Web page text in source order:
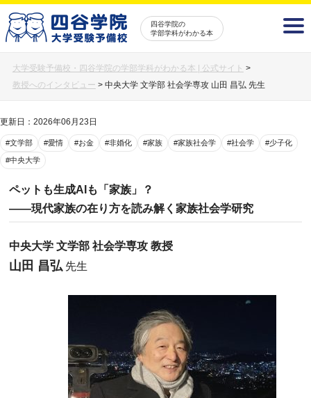
四谷学院の
学部学科がわかる本
大学受験予備校・四谷学院の学部学科がわかる本 | 公式サイト >
教授へのインタビュー > 中央大学 文学部 社会学専攻 山田 昌弘 先生
更新日：2026年06月23日
#文学部 #愛情 #お金 #非婚化 #家族 #家族社会学 #社会学 #少子化
#中央大学
ペットも生成AIも「家族」？
――現代家族の在り方を読み解く家族社会学研究
中央大学 文学部 社会学専攻 教授
山田 昌弘 先生